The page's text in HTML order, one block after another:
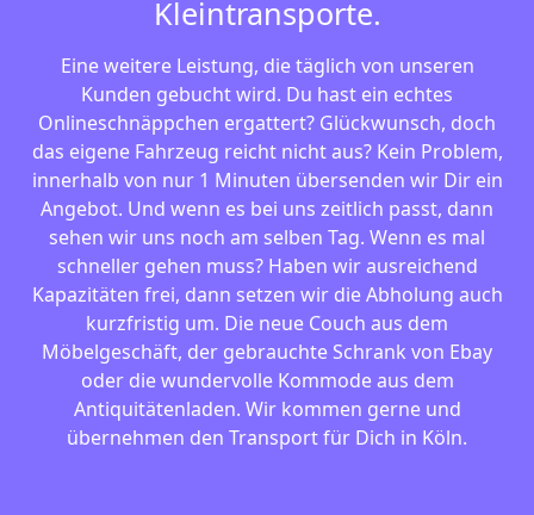
Kleintransporte.
Eine weitere Leistung, die täglich von unseren
Kunden gebucht wird. Du hast ein echtes
Onlineschnäppchen ergattert? Glückwunsch, doch
das eigene Fahrzeug reicht nicht aus? Kein Problem,
innerhalb von nur 1 Minuten übersenden wir Dir ein
Angebot. Und wenn es bei uns zeitlich passt, dann
sehen wir uns noch am selben Tag. Wenn es mal
schneller gehen muss? Haben wir ausreichend
Kapazitäten frei, dann setzen wir die Abholung auch
kurzfristig um. Die neue Couch aus dem
Möbelgeschäft, der gebrauchte Schrank von Ebay
oder die wundervolle Kommode aus dem
Antiquitätenladen. Wir kommen gerne und
übernehmen den Transport für Dich in Köln.